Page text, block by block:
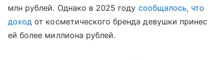
млн рублей. Однако в 2025 году сообщалось, что
доход от косметического бренда девушки принес
ей более миллиона рублей.